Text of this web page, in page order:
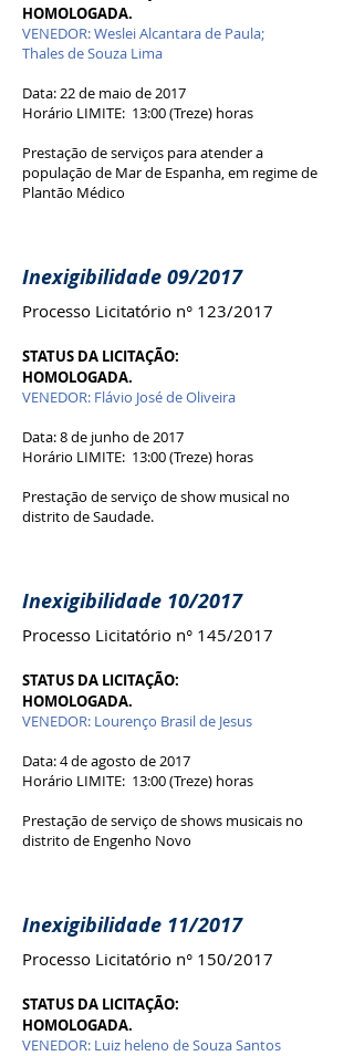
HOMOLOGADA.
VENEDOR: Weslei Alcantara de Paula;
Thales de Souza Lima
Data: 22 de maio de 2017
Horário LIMITE: 13:00 (Treze) horas
Prestação de serviços para atender a
população de Mar de Espanha, em regime de
Plantão Médico
Inexigibilidade 09/2017
Processo Licitatório n° 123/2017
STATUS DA LICITAÇÃO:
HOMOLOGADA.
VENEDOR: Flávio José de Oliveira
Data: 8 de junho de 2017
Horário LIMITE: 13:00 (Treze) horas
Prestação de serviço de show musical no
distrito de Saudade.
Inexigibilidade 10/2017
Processo Licitatório n° 145/2017
STATUS DA LICITAÇÃO:
HOMOLOGADA.
VENEDOR: Lourenço Brasil de Jesus
Data: 4 de agosto de 2017
Horário LIMITE: 13:00 (Treze) horas
Prestação de serviço de shows musicais no
distrito de Engenho Novo
Inexigibilidade 11/2017
Processo Licitatório n° 150/2017
STATUS DA LICITAÇÃO:
HOMOLOGADA.
VENEDOR: Luiz heleno de Souza Santos